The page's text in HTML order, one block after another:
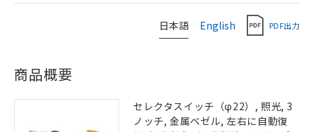
日本語 English PDF出力
商品概要
セレクタスイッチ（φ22）, 照光, 3
ノッチ, 金属ベゼル, 左右に自動復